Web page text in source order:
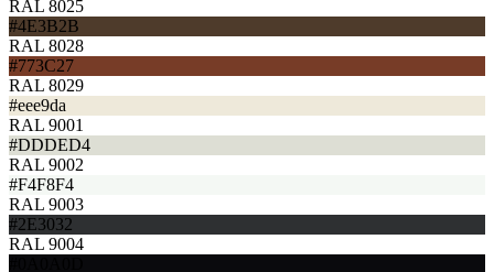
RAL 8025
#4E3B2B
RAL 8028
#773C27
RAL 8029
#eee9da
RAL 9001
#DDDED4
RAL 9002
#F4F8F4
RAL 9003
#2E3032
RAL 9004